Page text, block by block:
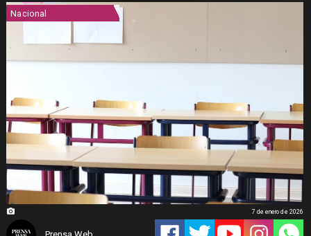
Nacional
7 de enero de 2026